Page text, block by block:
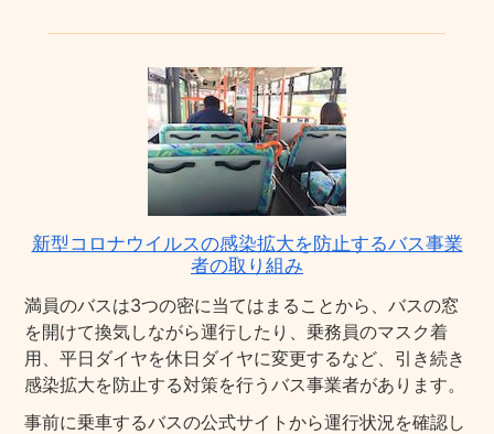
新型コロナウイルスの感染拡大を防止するバス事業
者の取り組み
満員のバスは3つの密に当てはまることから、バスの窓
を開けて換気しながら運行したり、乗務員のマスク着
用、平日ダイヤを休日ダイヤに変更するなど、引き続き
感染拡大を防止する対策を行うバス事業者があります。
事前に乗車するバスの公式サイトから運行状況を確認し